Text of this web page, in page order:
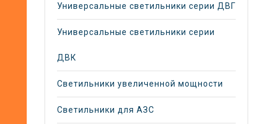
Универсальные светильники серии ДВГ
Универсальные светильники серии
ДВК
Светильники увеличенной мощности
Светильники для АЗС